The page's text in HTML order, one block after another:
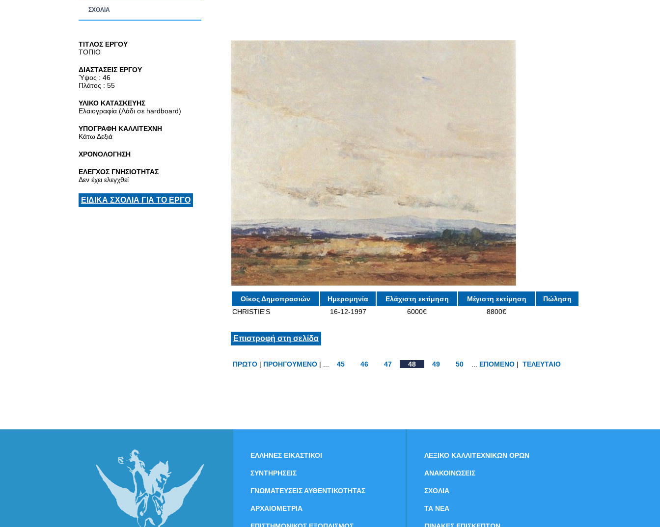
ΣΧΟΛΙΑ
TITΛΟΣ ΕΡΓΟΥ
ΤΟΠΙΟ
ΔΙΑΣΤΑΣΕΙΣ ΕΡΓΟΥ
Ύψος : 46
Πλάτος : 55
ΥΛΙΚΟ ΚΑΤΑΣΚΕΥΗΣ
Ελαιογραφία (Λάδι σε hardboard)
ΥΠΟΓΡΑΦΗ ΚΑΛΛΙΤΕΧΝΗ
Κάτω Δεξιά
ΧΡΟΝΟΛΟΓΗΣΗ
ΕΛΕΓΧΟΣ ΓΝΗΣΙΟΤΗΤΑΣ
Δεν έχει ελεγχθεί
ΕΙΔΙΚΑ ΣΧΟΛΙΑ ΓΙΑ ΤΟ ΕΡΓΟ
Οίκος Δημοπρασιών Ημερομηνία Ελάχιστη εκτίμηση Μέγιστη εκτίμηση
Πώληση
CHRISTIE'S
16-12-1997 6000€ 8800€
Επιστροφή στη σελίδα
ΠΡΩΤΟ | ΠΡΟΗΓΟΥΜΕΝΟ | ... 45 46 47 48 49 50 ΕΠΟΜΕΝΟ | ΤΕΛΕΥΤΑΙΟ
ΕΛΛΗΝΕΣ ΕΙΚΑΣΤΙΚΟΙ
ΣΥΝΤΗΡΗΣΕΙΣ
ΓΝΩΜΑΤΕΥΣΕΙΣ ΑΥΘΕΝΤΙΚΟΤΗΤΑΣ
ΑΡΧΑΙΟΜΕΤΡΙΑ
ΛΕΞΙΚΟ ΚΑΛΛΙΤΕΧΝΙΚΩΝ ΟΡΩΝ
ΑΝΑΚΟΙΝΩΣΕΙΣ
ΣΧΟΛΙΑ
ΤΑ ΝEΑ